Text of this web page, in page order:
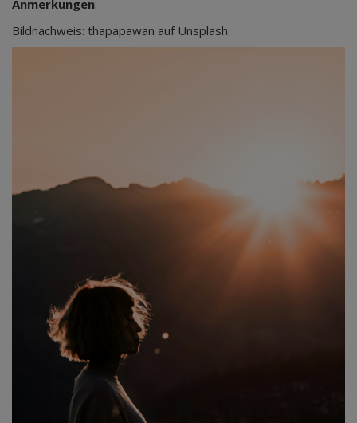
Anmerkungen:
Bildnachweis: thapapawan auf Unsplash